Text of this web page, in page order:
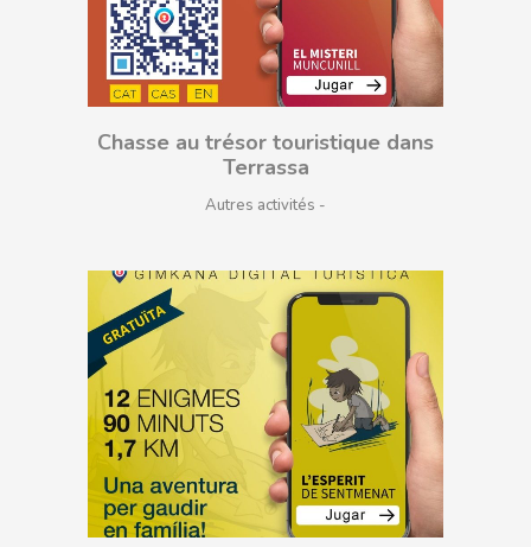
Chasse au trésor touristique dans
Terrassa
Autres activités